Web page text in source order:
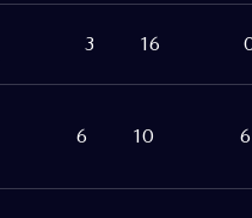
3 16
6 10 6